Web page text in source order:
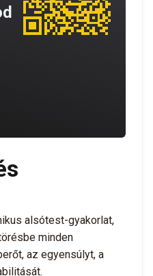
on the App Store
on Google Play
alsótest-gyakorlat,
minden
az egyensúlyt, a